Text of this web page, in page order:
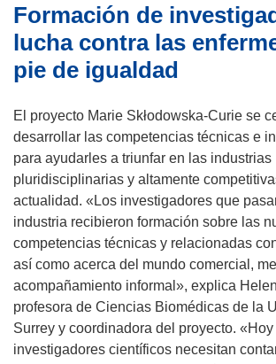
e
n
u
n
u
e
v
a
v
e
n
t
a
n
a
Formación de
lucha contra las
pie de igualdad
El proyecto Marie Skłodowska-Curie se
desarrollar las competencias técnicas e
para ayudarles a triunfar en las industrias
pluridisciplinarias y altamente
actualidad. «Los investigadores que
industria recibieron formación sobre las
competencias técnicas y relacionadas
así como acerca del mundo comercial,
acompañamiento informal», explica
profesora de Ciencias Biomédicas de la
Surrey y coordinadora del proyecto.
investigadores científicos necesitan